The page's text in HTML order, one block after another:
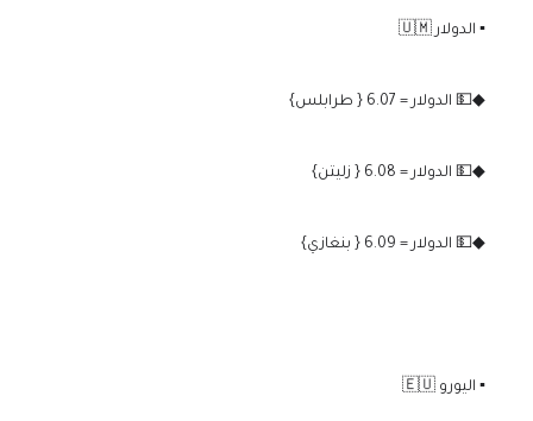
▪️ الدولار 🇺🇲
◆💵 الدولار = 6.07 { طرابلس}
◆💵 الدولار = 6.08 { زليتن}
◆💵 الدولار = 6.09 { بنغازي}
▪️ اليورو 🇪🇺